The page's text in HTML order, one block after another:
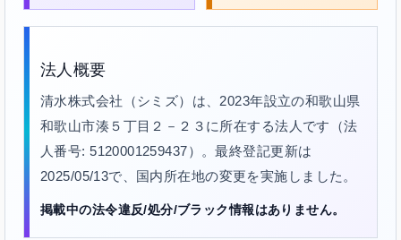
法人概要
清水株式会社（シミズ）は、2023年設立の和歌山県
和歌山市湊５丁目２－２３に所在する法人です（法
人番号: 5120001259437）。最終登記更新は
2025/05/13で、国内所在地の変更を実施しました。
掲載中の法令違反/処分/ブラック情報はありません。